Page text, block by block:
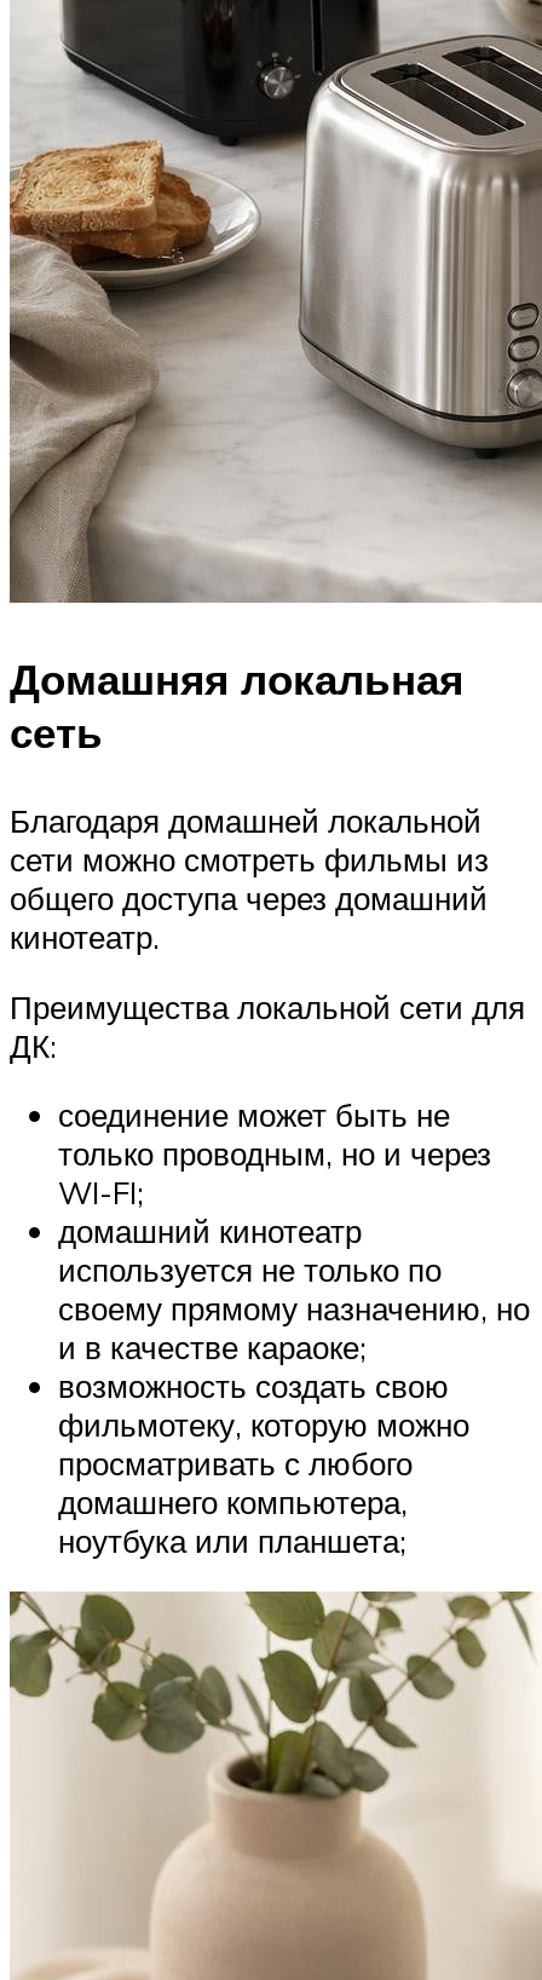
Домашняя локальная
сеть
Благодаря домашней локальной
сети можно смотреть фильмы из
общего доступа через домашний
кинотеатр.
Преимущества локальной сети для
ДК:
соединение может быть не
только проводным, но и через
WI-FI;
домашний кинотеатр
используется не только по
своему прямому назначению, но
и в качестве караоке;
возможность создать свою
фильмотеку, которую можно
просматривать с любого
домашнего компьютера,
ноутбука или планшета;